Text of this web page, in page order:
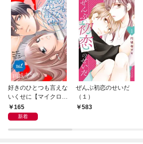
好きのひとつも言えな
いくせに【マイクロ】
（１）
165
新着
ぜんぶ初恋のせいだ
（１）
583